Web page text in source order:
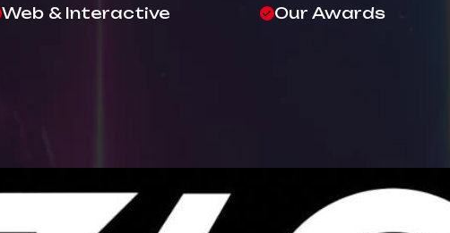
Web & Interactive Our Awards